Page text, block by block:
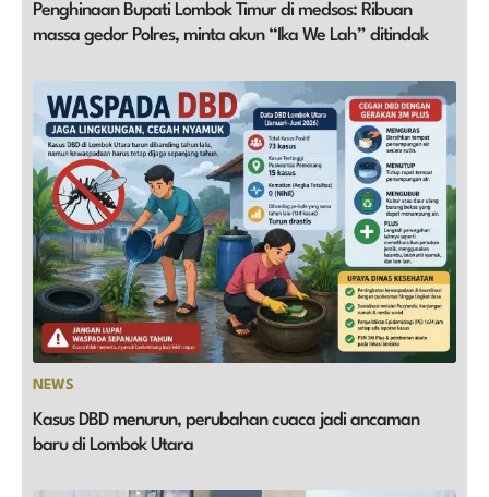
Penghinaan Bupati Lombok Timur di medsos: Ribuan
massa gedor Polres, minta akun “Ika We Lah” ditindak
NEWS
Kasus DBD menurun, perubahan cuaca jadi ancaman
baru di Lombok Utara